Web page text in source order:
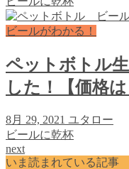
ビールがわかる！
ペットボトル
した！【価格
8月 29, 2021 ユタロー
ビールに乾杯
next
いま読まれている記事